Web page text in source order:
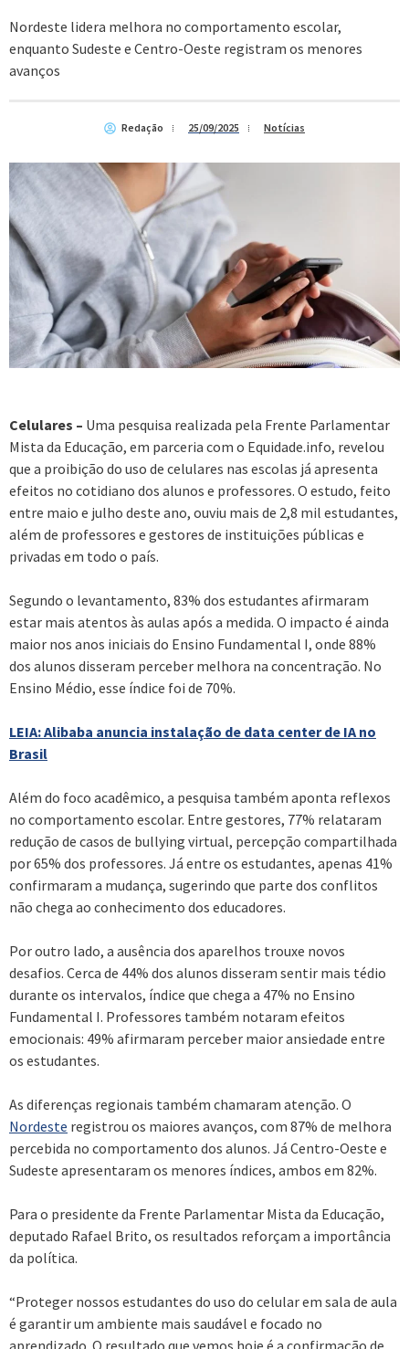
Nordeste lidera melhora no comportamento escolar,
enquanto Sudeste e Centro-Oeste registram os menores
avanços
Redação 25/09/2025 Notícias
Celulares – Uma pesquisa realizada pela Frente Parlamentar
Mista da Educação, em parceria com o Equidade.info, revelou
que a proibição do uso de celulares nas escolas já apresenta
efeitos no cotidiano dos alunos e professores. O estudo, feito
entre maio e julho deste ano, ouviu mais de 2,8 mil estudantes,
além de professores e gestores de instituições públicas e
privadas em todo o país.
Segundo o levantamento, 83% dos estudantes afirmaram
estar mais atentos às aulas após a medida. O impacto é ainda
maior nos anos iniciais do Ensino Fundamental I, onde 88%
dos alunos disseram perceber melhora na concentração. No
Ensino Médio, esse índice foi de 70%.
LEIA: Alibaba anuncia instalação de data center de IA no
Brasil
Além do foco acadêmico, a pesquisa também aponta reflexos
no comportamento escolar. Entre gestores, 77% relataram
redução de casos de bullying virtual, percepção compartilhada
por 65% dos professores. Já entre os estudantes, apenas 41%
confirmaram a mudança, sugerindo que parte dos conflitos
não chega ao conhecimento dos educadores.
Por outro lado, a ausência dos aparelhos trouxe novos
desafios. Cerca de 44% dos alunos disseram sentir mais tédio
durante os intervalos, índice que chega a 47% no Ensino
Fundamental I. Professores também notaram efeitos
emocionais: 49% afirmaram perceber maior ansiedade entre
os estudantes.
As diferenças regionais também chamaram atenção. O
Nordeste registrou os maiores avanços, com 87% de melhora
percebida no comportamento dos alunos. Já Centro-Oeste e
Sudeste apresentaram os menores índices, ambos em 82%.
Para o presidente da Frente Parlamentar Mista da Educação,
deputado Rafael Brito, os resultados reforçam a importância
da política.
“Proteger nossos estudantes do uso do celular em sala de aula
é garantir um ambiente mais saudável e focado no
aprendizado. O resultado que vemos hoje é a confirmação de